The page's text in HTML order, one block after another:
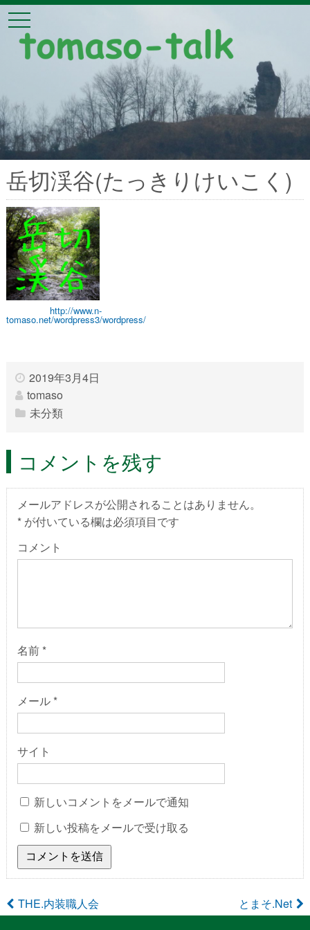
tomaso-talk
t
o
g
i
g
a
t
i
o
n
岳切渓谷(たっきりけいこく)
http://www.n-
tomaso.net/wordpress3/wordpress/
2019年3月4日
tomaso
未分類
コメントを残す
メールアドレスが公開されることはありません。
*が付いている欄は必須項目です
コメント
名前 *
メール *
サイト
新しいコメントをメールで通知
新しい投稿をメールで受け取る
投
とまそ.Net
THE.内装職人会